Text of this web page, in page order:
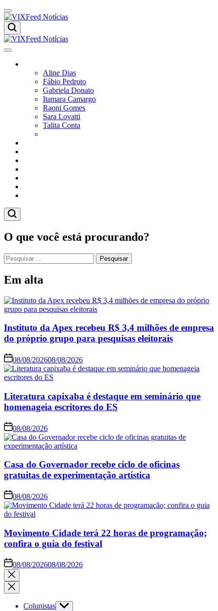
Aline Dias
Fábio Pedroto
Gabriela Donato
Itamara Camargo
Raoni Gomes
Sara Lovatti
Talita Conta
O que você está procurando?
Em alta
Instituto da Apex recebeu R$ 3,4 milhões de empresa
do próprio grupo para pesquisas eleitorais
08/08/202608/08/2026
Literatura capixaba é destaque em seminário que
homenageia escritores do ES
08/08/2026
Casa do Governador recebe ciclo de oficinas
gratuitas de experimentação artística
08/08/2026
Movimento Cidade terá 22 horas de programação;
confira o guia do festival
08/08/202608/08/2026
Colunistas